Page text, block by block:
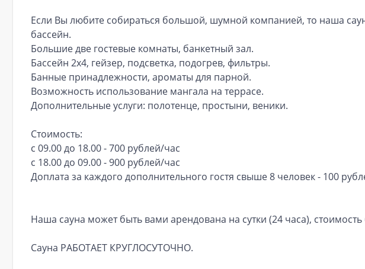
Если Вы любите собираться большой, шумной компанией, то наша
бассейн.
Большие две гостевые комнаты, банкетный зал.
Бассейн 2х4, гейзер, подсветка, подогрев, фильтры.
Банные принадлежности, ароматы для парной.
Возможность использование мангала на террасе.
Дополнительные услуги: полотенце, простыни, веники.
Стоимость:
с 09.00 до 18.00 - 700 рублей/час
с 18.00 до 09.00 - 900 рублей/час
Доплата за каждого дополнительного гостя свыше 8 человек - 100
Наша сауна может быть вами арендована на сутки (24 часа), стоимость
Сауна РАБОТАЕТ КРУГЛОСУТОЧНО.